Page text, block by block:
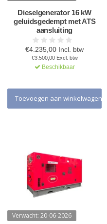
Dieselgenerator 16 kW
geluidsgedempt met ATS
aansluiting
€4.235,00 Incl. btw
€3.500,00 Excl. btw
Beschikbaar
Toevoegen aan winkelwagen
Verwacht: 20-06-2026